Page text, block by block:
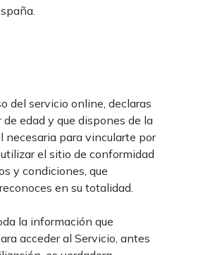
del servicio online, declaras
de edad y que dispones de la
necesaria para vincularte por
el sitio de conformidad
y condiciones, que
en su totalidad.
la información que
acceder al Servicio, antes